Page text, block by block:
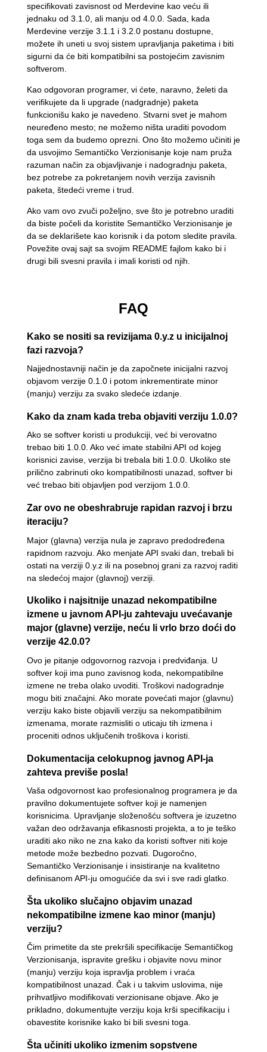
specifikovati zavisnost od Merdevine kao veću ili
jednaku od 3.1.0, ali manju od 4.0.0. Sada, kada
Merdevine verzije 3.1.1 i 3.2.0 postanu dostupne,
možete ih uneti u svoj sistem upravljanja paketima i biti
sigurni da će biti kompatibilni sa postojećim zavisnim
softverom.
Kao odgovoran programer, vi ćete, naravno, želeti da
verifikujete da li upgrade (nadgradnje) paketa
funkcionišu kako je navedeno. Stvarni svet je mahom
neuređeno mesto; ne možemo ništa uraditi povodom
toga sem da budemo oprezni. Ono što možemo učiniti je
da usvojimo Semantičko Verzionisanje koje nam pruža
razuman način za objavljivanje i nadogradnju paketa,
bez potrebe za pokretanjem novih verzija zavisnih
paketa, štedeći vreme i trud.
Ako vam ovo zvuči poželjno, sve što je potrebno uraditi
da biste počeli da koristite Semantičko Verzionisanje je
da se deklarišete kao korisnik i da potom sledite pravila.
Povežite ovaj sajt sa svojim README fajlom kako bi i
drugi bili svesni pravila i imali koristi od njih.
FAQ
Kako se nositi sa revizijama 0.y.z u inicijalnoj
fazi razvoja?
Najjednostavniji način je da započnete inicijalni razvoj
objavom verzije 0.1.0 i potom inkrementirate minor
(manju) verziju za svako sledeće izdanje.
Kako da znam kada treba objaviti verziju 1.0.0?
Ako se softver koristi u produkciji, već bi verovatno
trebao biti 1.0.0. Ako već imate stabilni API od kojeg
korisnici zavise, verzija bi trebala biti 1.0.0. Ukoliko ste
prilično zabrinuti oko kompatibilnosti unazad, softver bi
već trebao biti objavljen pod verzijom 1.0.0.
Zar ovo ne obeshrabruje rapidan razvoj i brzu
iteraciju?
Major (glavna) verzija nula je zapravo predodređena
rapidnom razvoju. Ako menjate API svaki dan, trebali bi
ostati na verziji 0.y.z ili na posebnoj grani za razvoj raditi
na sledećoj major (glavnoj) verziji.
Ukoliko i najsitnije unazad nekompatibilne
izmene u javnom API-ju zahtevaju uvećavanje
major (glavne) verzije, neću li vrlo brzo doći do
verzije 42.0.0?
Ovo je pitanje odgovornog razvoja i predviđanja. U
softver koji ima puno zavisnog koda, nekompatibilne
izmene ne treba olako uvoditi. Troškovi nadogradnje
mogu biti značajni. Ako morate povećati major (glavnu)
verziju kako biste objavili verziju sa nekompatibilnim
izmenama, morate razmisliti o uticaju tih izmena i
proceniti odnos uključenih troškova i koristi.
Dokumentacija celokupnog javnog API-ja
zahteva previše posla!
Vaša odgovornost kao profesionalnog programera je da
pravilno dokumentujete softver koji je namenjen
korisnicima. Upravljanje složenošću softvera je izuzetno
važan deo održavanja efikasnosti projekta, a to je teško
uraditi ako niko ne zna kako da koristi softver niti koje
metode može bezbedno pozvati. Dugoročno,
Semantičko Verzionisanje i insistiranje na kvalitetno
definisanom API-ju omogućiće da svi i sve radi glatko.
Šta ukoliko slučajno objavim unazad
nekompatibilne izmene kao minor (manju)
verziju?
Čim primetite da ste prekršili specifikacije Semantičkog
Verzionisanja, ispravite grešku i objavite novu minor
(manju) verziju koja ispravlja problem i vraća
kompatibilnost unazad. Čak i u takvim uslovima, nije
prihvatljivo modifikovati verzionisane objave. Ako je
prikladno, dokumentujte verziju koja krši specifikaciju i
obavestite korisnike kako bi bili svesni toga.
Šta učiniti ukoliko izmenim sopstvene